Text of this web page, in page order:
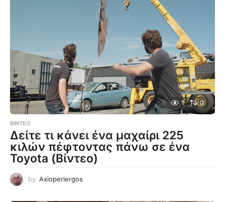
1 0
ΒΊΝΤΕΟ
Δείτε τι κάνει ένα μαχαίρι 225
κιλών πέφτοντας πάνω σε ένα
Toyota (Βίντεο)
by Axioperiergos